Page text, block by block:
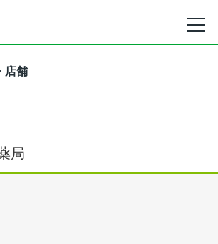
店舗
局